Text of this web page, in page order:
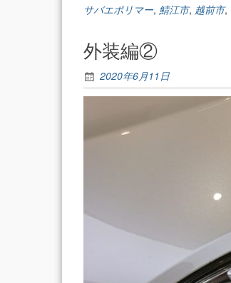
サバエポリマー, 鯖江市, 越前市,
外装編②
2020年6月11日